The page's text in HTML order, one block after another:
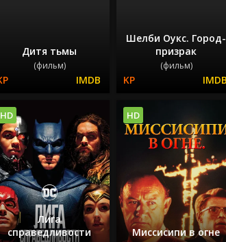
Дитя тьмы
(фильм)
Шелби Оукс. Город-
призрак
(фильм)
Лига
справедливости
HD
Миссисипи в огне
HD